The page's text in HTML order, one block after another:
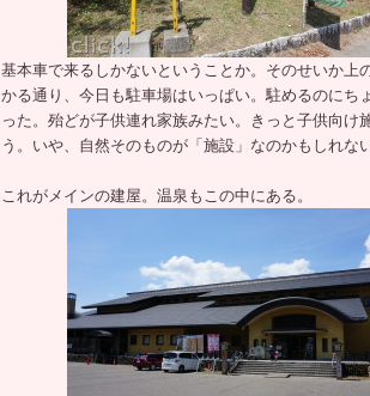
基本車で来るしかないということか。そのせいか上
かる通り、今日も駐車場はいっぱい。駐めるのにち
った。殆どが子供連れ家族みたい。きっと子供向け
う。いや、自然そのものが「施設」なのかもしれな
これがメインの建屋。温泉もこの中にある。